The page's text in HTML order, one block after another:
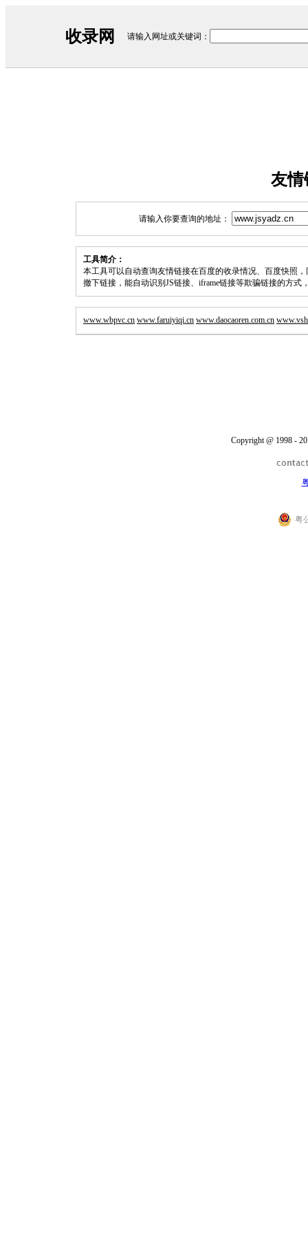
收录网 请输入网址或关键词：
友情
请输入你要查询的地址：
工具简介：
本工具可以自动查询友情链接在百度的收录情况、百度快照
撤下链接，能自动识别JS链接、iframe链接等欺骗链接的方式
www.wbpvc.cn www.faruiyiqi.cn www.daocaoren.com.cn
Copyright @ 1998 -
粤